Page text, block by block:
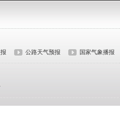
公路天气预报 国家气象播报